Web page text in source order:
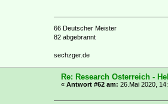
66 Deutscher Meister
82 abgebrannt
sechzger.de
Re: Research Österreich -
«Antwort #62 am: 26.Mai 2020,